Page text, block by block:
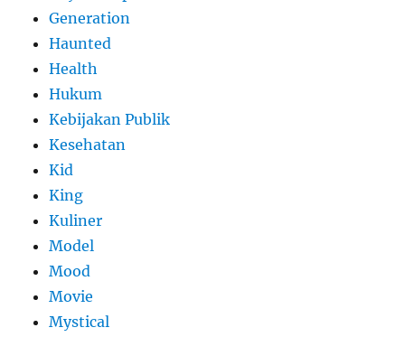
Generation
Haunted
Health
Hukum
Kebijakan Publik
Kesehatan
Kid
King
Kuliner
Model
Mood
Movie
Mystical